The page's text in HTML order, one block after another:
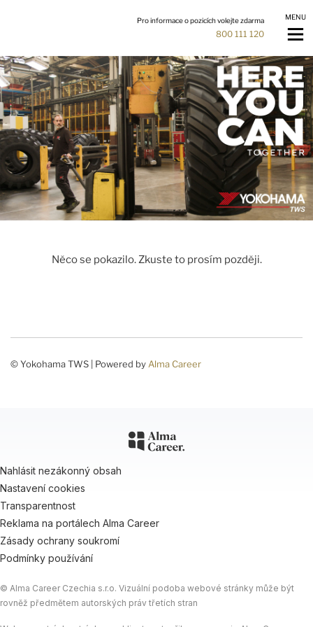
Pro informace o pozicích volejte zdarma
800 111 120
MENU
Něco se pokazilo. Zkuste to prosím později.
© Yokohama TWS | Powered by Alma Career
Nahlásit nezákonný obsah
Nastavení cookies
Transparentnost
Reklama na portálech Alma Career
Zásady ochrany soukromí
Podmínky používání
© Alma Career Czechia s.r.o. Vizuální podoba webové stránky může být
rovněž předmětem autorských práv třetích stran